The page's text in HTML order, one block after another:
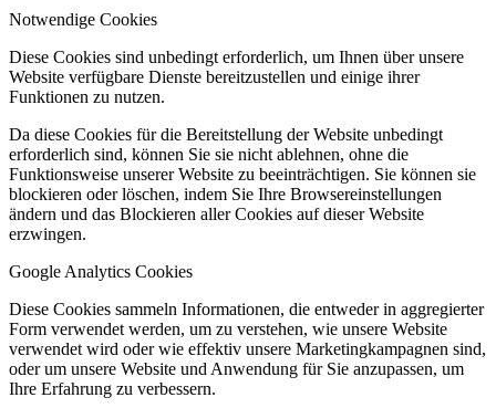
Notwendige Cookies
Diese Cookies sind unbedingt erforderlich, um Ihnen über unsere
Website verfügbare Dienste bereitzustellen und einige ihrer
Funktionen zu nutzen.
Da diese Cookies für die Bereitstellung der Website unbedingt
erforderlich sind, können Sie sie nicht ablehnen, ohne die
Funktionsweise unserer Website zu beeinträchtigen. Sie können sie
blockieren oder löschen, indem Sie Ihre Browsereinstellungen
ändern und das Blockieren aller Cookies auf dieser Website
erzwingen.
Google Analytics Cookies
Diese Cookies sammeln Informationen, die entweder in aggregierter
Form verwendet werden, um zu verstehen, wie unsere Website
verwendet wird oder wie effektiv unsere Marketingkampagnen sind,
oder um unsere Website und Anwendung für Sie anzupassen, um
Ihre Erfahrung zu verbessern.